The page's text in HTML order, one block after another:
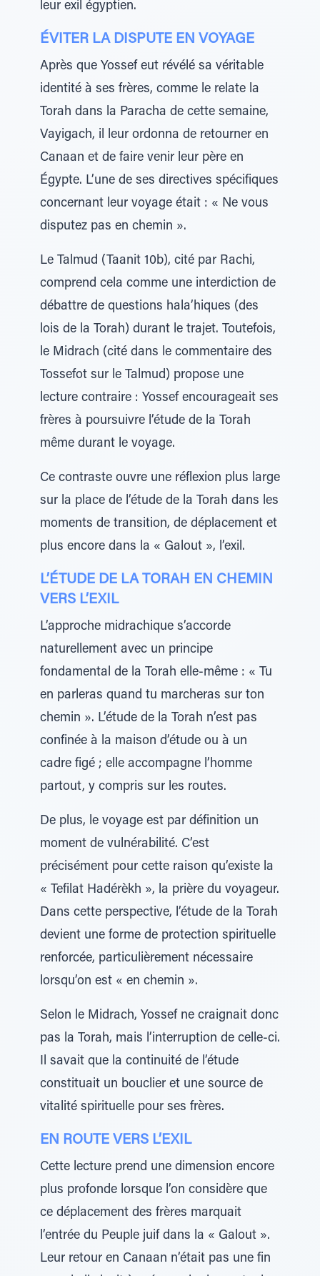
leur exil égyptien.
ÉVITER LA DISPUTE EN VOYAGE
Après que Yossef eut révélé sa véritable
identité à ses frères, comme le relate la
Torah dans la Paracha de cette semaine,
Vayigach, il leur ordonna de retourner en
Canaan et de faire venir leur père en
Égypte. L’une de ses directives spécifiques
concernant leur voyage était : « Ne vous
disputez pas en chemin ».
Le Talmud (Taanit 10b), cité par Rachi,
comprend cela comme une interdiction de
débattre de questions hala’hiques (des
lois de la Torah) durant le trajet. Toutefois,
le Midrach (cité dans le commentaire des
Tossefot sur le Talmud) propose une
lecture contraire : Yossef encourageait ses
frères à poursuivre l’étude de la Torah
même durant le voyage.
Ce contraste ouvre une réflexion plus large
sur la place de l’étude de la Torah dans les
moments de transition, de déplacement et
plus encore dans la « Galout », l’exil.
L’ÉTUDE DE LA TORAH EN CHEMIN
VERS L’EXIL
L’approche midrachique s’accorde
naturellement avec un principe
fondamental de la Torah elle-même : « Tu
en parleras quand tu marcheras sur ton
chemin ». L’étude de la Torah n’est pas
confinée à la maison d’étude ou à un
cadre figé ; elle accompagne l’homme
partout, y compris sur les routes.
De plus, le voyage est par définition un
moment de vulnérabilité. C’est
précisément pour cette raison qu’existe la
« Tefilat Hadérèkh », la prière du voyageur.
Dans cette perspective, l’étude de la Torah
devient une forme de protection spirituelle
renforcée, particulièrement nécessaire
lorsqu’on est « en chemin ».
Selon le Midrach, Yossef ne craignait donc
pas la Torah, mais l’interruption de celle-ci.
Il savait que la continuité de l’étude
constituait un bouclier et une source de
vitalité spirituelle pour ses frères.
EN ROUTE VERS L’EXIL
Cette lecture prend une dimension encore
plus profonde lorsque l’on considère que
ce déplacement des frères marquait
l’entrée du Peuple juif dans la « Galout ».
Leur retour en Canaan n’était pas une fin